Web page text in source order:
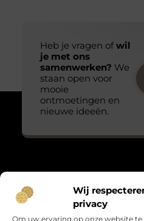
Wij
privacy
Om uw ervaring op onze website
Heb je vragen ofwil
je met ons
samenwerken? We
staan open voor
mooie
ontmoetingen en
nieuwe ideeën.
Over Massage praktijk de
“Teder, echt en met